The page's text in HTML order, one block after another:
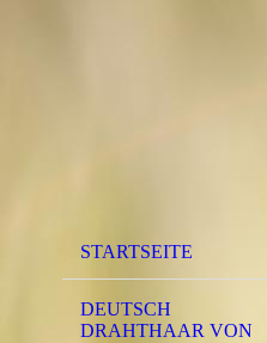
STARTSEITE
DEUTSCH
DRAHTHAAR VON